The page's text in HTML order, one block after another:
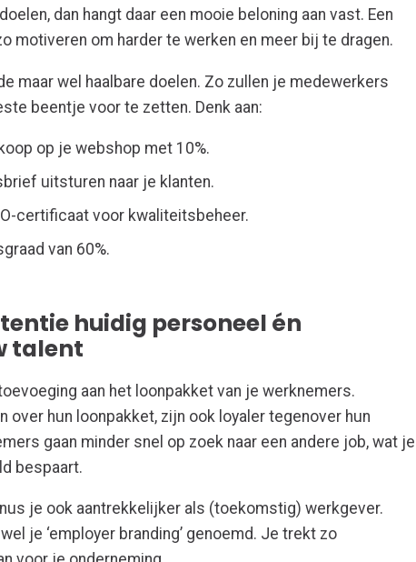
dan hangt daar een mooie beloning aan vast. Een
motiveren om harder te werken en meer bij te dragen.
maar wel haalbare doelen. Zo zullen je medewerkers
beentje voor te zetten. Denk aan:
op je webshop met 10%.
uitsturen naar je klanten.
certificaat voor kwaliteitsbeheer.
van 60%.
huidig personeel én
talent
aan het loonpakket van je werknemers.
over hun loonpakket, zijn ook loyaler tegenover hun
gaan minder snel op zoek naar een andere job, wat je
bespaart.
je ook aantrekkelijker als (toekomstig) werkgever.
je ‘employer branding’ genoemd. Je trekt zo